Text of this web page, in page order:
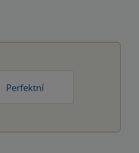
Perfektní